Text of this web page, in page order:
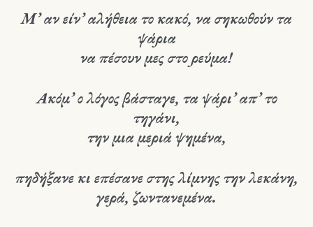
Μ’ αν είν’ αλήθεια το κακό, να σηκωθούν τα
ψάρια
να πέσουν μες στο ρεύμα!
Ακόμ’ ο λόγος βάσταγε, τα ψάρι’ απ’ το
τηγάνι,
την μια μεριά ψημένα,
πηδήξανε κι επέσανε στης λίμνης την λεκάνη,
γερά, ζωντανεμένα.